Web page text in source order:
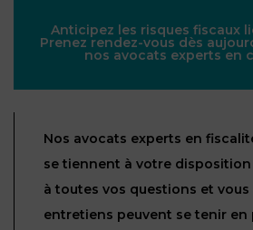
Anticipez les risques fiscaux
Prenez rendez-vous dès
nos avocats experts en
Nos avocats experts en
se tiennent à votre
à toutes vos questions et vous
entretiens peuvent se tenir en